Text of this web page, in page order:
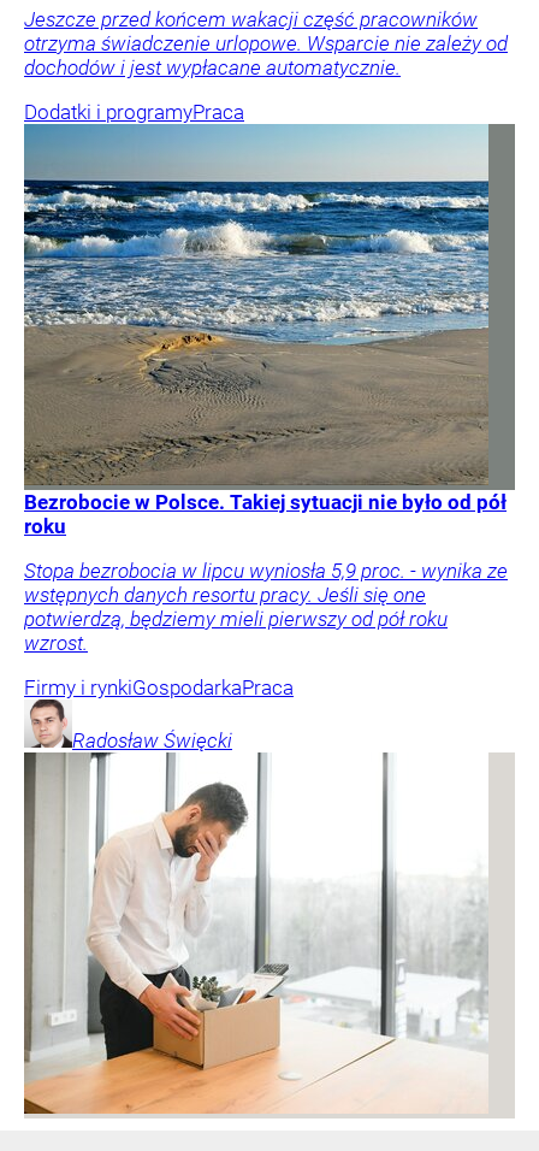
Jeszcze przed końcem wakacji część pracowników
otrzyma świadczenie urlopowe. Wsparcie nie zależy od
dochodów i jest wypłacane automatycznie.
Dodatki i programyPraca
Bezrobocie w Polsce. Takiej sytuacji nie było od pół
roku
Stopa bezrobocia w lipcu wyniosła 5,9 proc. - wynika ze
wstępnych danych resortu pracy. Jeśli się one
potwierdzą, będziemy mieli pierwszy od pół roku
wzrost.
Firmy i rynkiGospodarkaPraca
Radosław Święcki